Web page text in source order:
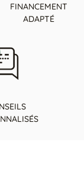
FINANCEMENT
ADAPTÉ